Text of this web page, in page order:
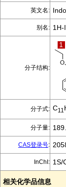
英文名:
别名: 1H-
分子结构:
1
分子式: C11
分子量:
CAS登录号:
InChI: 1S/
相关化学品信息